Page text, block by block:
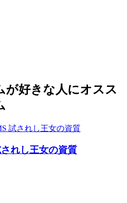
が好きな人にオスス
れし王女の資質